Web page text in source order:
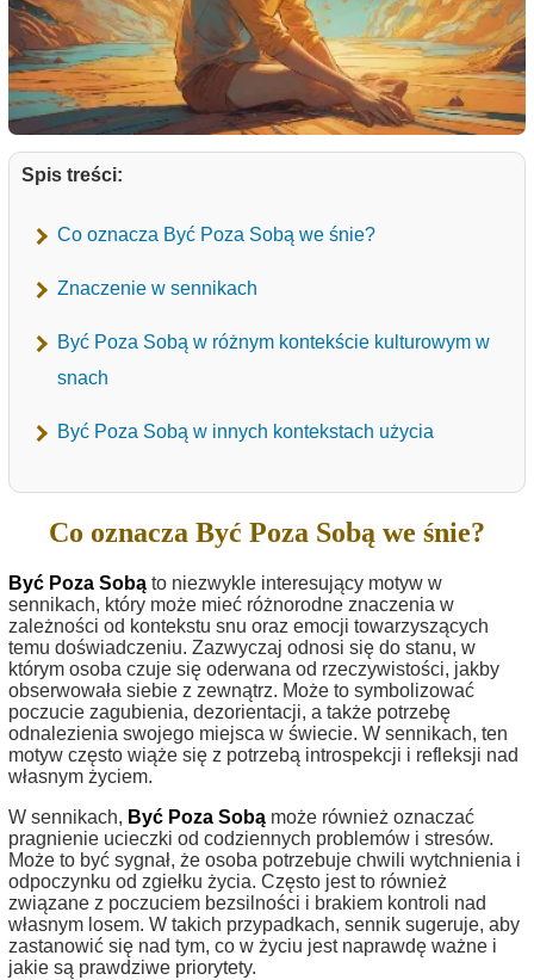
Spis treści:
Co oznacza Być Poza Sobą we śnie?
Znaczenie w sennikach
Być Poza Sobą w różnym kontekście kulturowym w
snach
Być Poza Sobą w innych kontekstach użycia
Co oznacza Być Poza Sobą we śnie?
Być Poza Sobą to niezwykle interesujący motyw w
sennikach, który może mieć różnorodne znaczenia w
zależności od kontekstu snu oraz emocji towarzyszących
temu doświadczeniu. Zazwyczaj odnosi się do stanu, w
którym osoba czuje się oderwana od rzeczywistości, jakby
obserwowała siebie z zewnątrz. Może to symbolizować
poczucie zagubienia, dezorientacji, a także potrzebę
odnalezienia swojego miejsca w świecie. W sennikach, ten
motyw często wiąże się z potrzebą introspekcji i refleksji nad
własnym życiem.
W sennikach, Być Poza Sobą może również oznaczać
pragnienie ucieczki od codziennych problemów i stresów.
Może to być sygnał, że osoba potrzebuje chwili wytchnienia i
odpoczynku od zgiełku życia. Często jest to również
związane z poczuciem bezsilności i brakiem kontroli nad
własnym losem. W takich przypadkach, sennik sugeruje, aby
zastanowić się nad tym, co w życiu jest naprawdę ważne i
jakie są prawdziwe priorytety.